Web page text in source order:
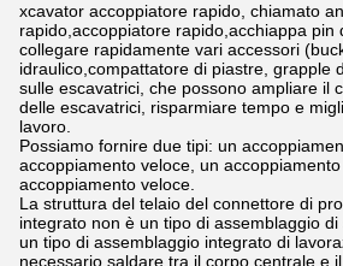
xcavator accoppiatore rapido, chiamato
rapido,accoppiatore rapido,acchiappa pin
collegare rapidamente vari accessori
idraulico,compattatore di piastre, grapple
sulle escavatrici, che possono ampliare il
delle escavatrici, risparmiare tempo e
lavoro.
Possiamo fornire due tipi: un
accoppiamento veloce, un
accoppiamento veloce.
La struttura del telaio del connettore di
integrato non è un tipo di assemblaggio
un tipo di assemblaggio integrato di
necessario saldare tra il corpo centrale e